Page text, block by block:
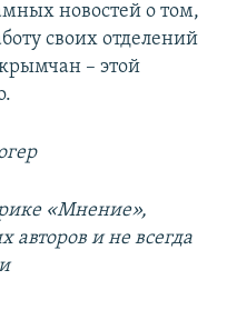
новостей о том,
своих отделений
– этой
«Мнение»,
авторов и не всегда